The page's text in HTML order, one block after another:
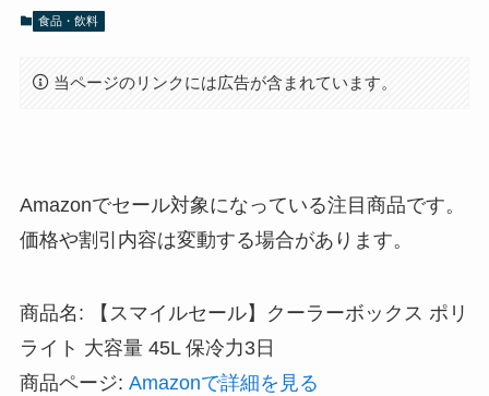
食品・飲料
当ページのリンクには広告が含まれています。
Amazonでセール対象になっている注目商品です。
価格や割引内容は変動する場合があります。
商品名: 【スマイルセール】クーラーボックス ポリ
ライト 大容量 45L 保冷力3日
商品ページ: Amazonで詳細を見る